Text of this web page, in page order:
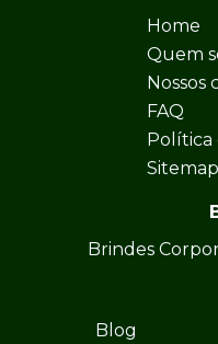
Home
Quem
Nossos
FAQ
Política
Sitemap
Brindes
Blog